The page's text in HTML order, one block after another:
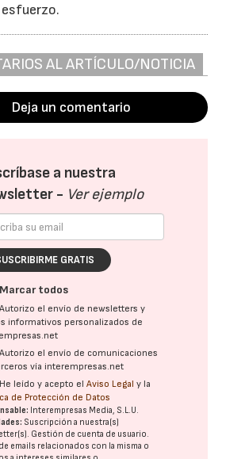
AL ARTÍCULO/NOTICIA
Deja un comentario
a nuestra
- Ver ejemplo
GRATIS
Marcar todos
Autorizo el envío de newsletters y
informativos personalizados de
Autorizo el envío de comunicaciones
vía interempresas.net
He leído y acepto elAviso Legal y la
de Protección de Datos
Interempresas Media, S.L.U.
Suscripción a nuestra(s)
Gestión de cuenta de usuario.
emails relacionados con la misma o